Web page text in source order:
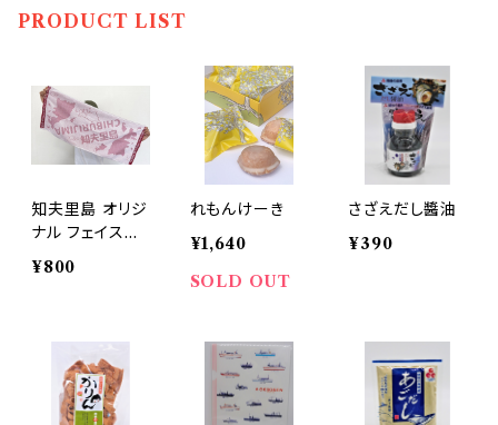
PRODUCT LIST
知夫里島 オリジ
ナル フェイスタ
オル
¥800
れもんけーき
¥1,640
SOLD OUT
さざえだし醬油
¥390